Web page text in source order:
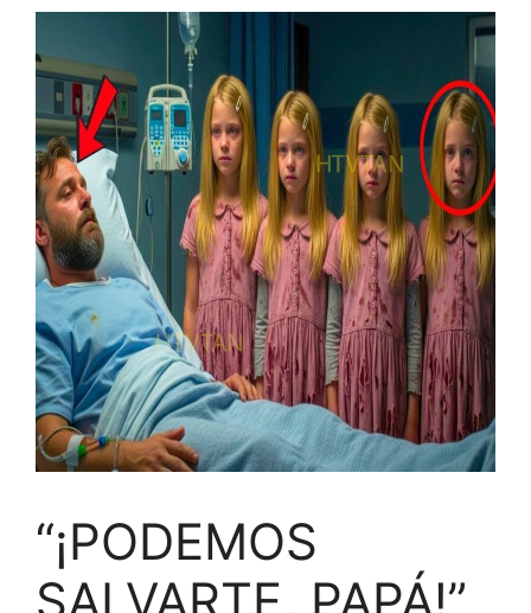
“¡PODEMOS
SALVARTE, PAPÁ!”